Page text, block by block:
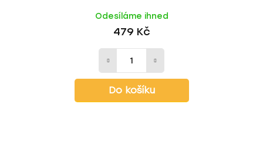
Odesíláme ihned
479 Kč
Do košíku